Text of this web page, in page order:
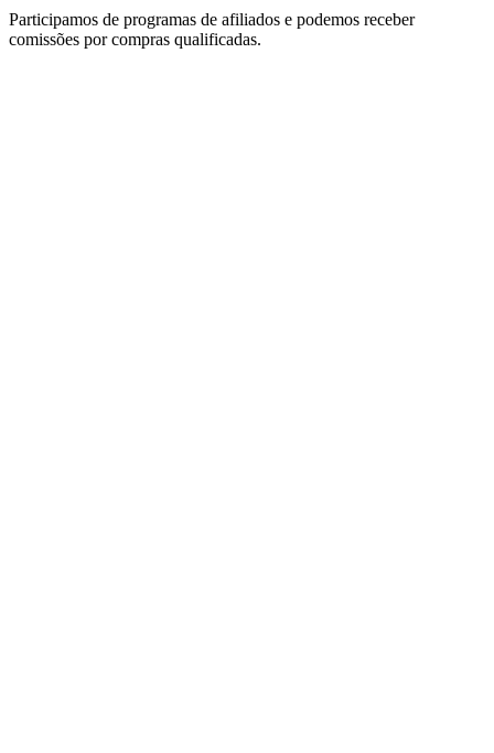
Participamos de programas de afiliados e podemos receber
comissões por compras qualificadas.